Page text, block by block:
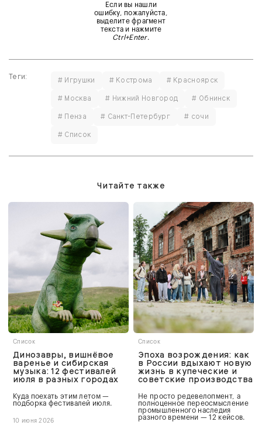
Если вы нашли
ошибку, пожалуйста,
выделите фрагмент
текста и нажмите
Ctrl+Enter.
Теги: # Игрушки # Кострома
# Красноярск
# Москва
# Нижний Новгород
# Обнинск
# Пенза
# Санкт-Петербург
# сочи
# Список
Читайте также
Список
Динозавры, вишнёвое
варенье и сибирская
музыка: 12 фестивалей
июля в разных городах
Куда поехать этим летом —
подборка фестивалей июля.
10 июня 2026
Список
Эпоха возрождения: как
в России вдыхают новую
жизнь в купеческие и
советские производства
Не просто редевелопмент, а
полноценное переосмысление
промышленного наследия
разного времени — 12 кейсов.